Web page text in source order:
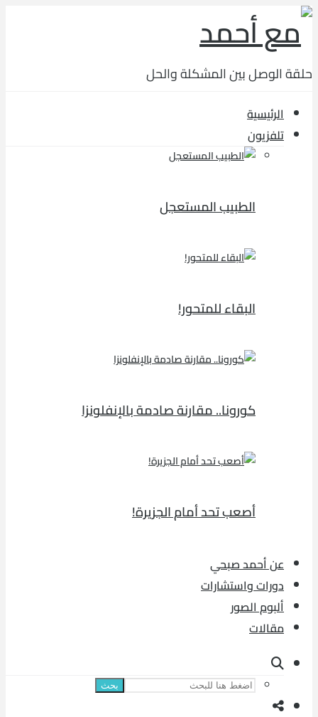
حلقة الوصل بين المشكلة والحل
الرئيسية
تلفزيون
الطبيب المستعجل
البقاء للمتحور!
كورونا.. مقارنة صادمة بالإنفلونزا
أصعب تحد أمام الجزيرة!
عن أحمد صبحي
دورات واستشارات
ألبوم الصور
مقالات
بحث